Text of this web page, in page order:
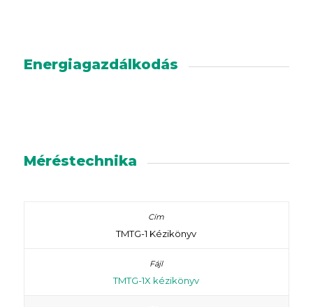
Energiagazdálkodás
Méréstechnika
TMTG-1 Kézikönyv
TMTG-1X kézikönyv